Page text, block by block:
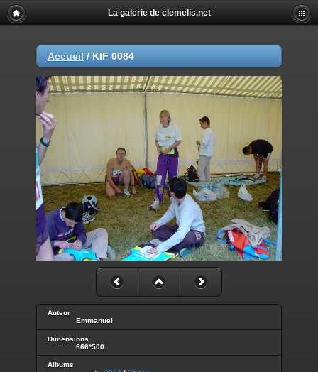
La galerie de clemelis.net
Accueil / KIF 0084
Auteur
Emmanuel
Dimensions
666*500
Albums